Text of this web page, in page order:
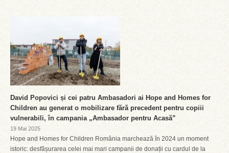
David Popovici și cei patru Ambasadori ai Hope and Homes for
Children au generat o mobilizare fără precedent pentru copiii
vulnerabili, în campania „Ambasador pentru Acasă”
19 Mai 2025
Hope and Homes for Children România marchează în 2024 un moment
istoric: desfășurarea celei mai mari campanii de donații cu cardul de la